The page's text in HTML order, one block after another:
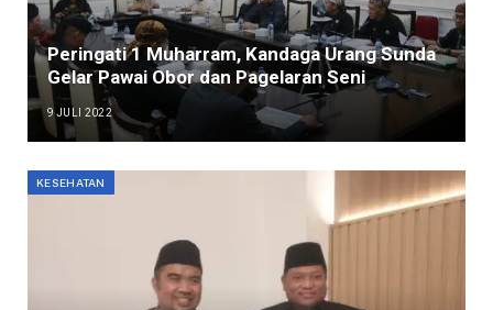
Peringati 1 Muharram, Kandaga Urang Sunda
Gelar Pawai Obor dan Pagelaran Seni
9 JULI 2022
KESEHATAN